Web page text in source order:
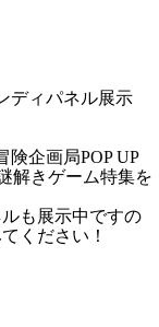
ディパネル展示
企画局POP UP
解きゲーム特集を
も展示中ですの
ください！